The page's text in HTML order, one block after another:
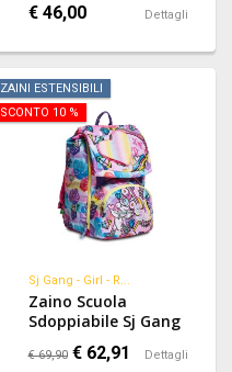
€ 46,00 Dettagli
ZAINI ESTENSIBILI
SCONTO 10 %
Sj Gang - Girl - R...
Zaino Scuola
Sdoppiabile Sj Gang
- Girl - Rosa Azzurro
- Flip System - 28 Lt
€ 69,90 € 62,91 Dettagli